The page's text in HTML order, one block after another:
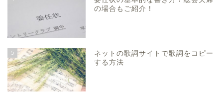
の場合もご紹介！
5
ネットの歌詞サイトで歌詞をコピー
する方法